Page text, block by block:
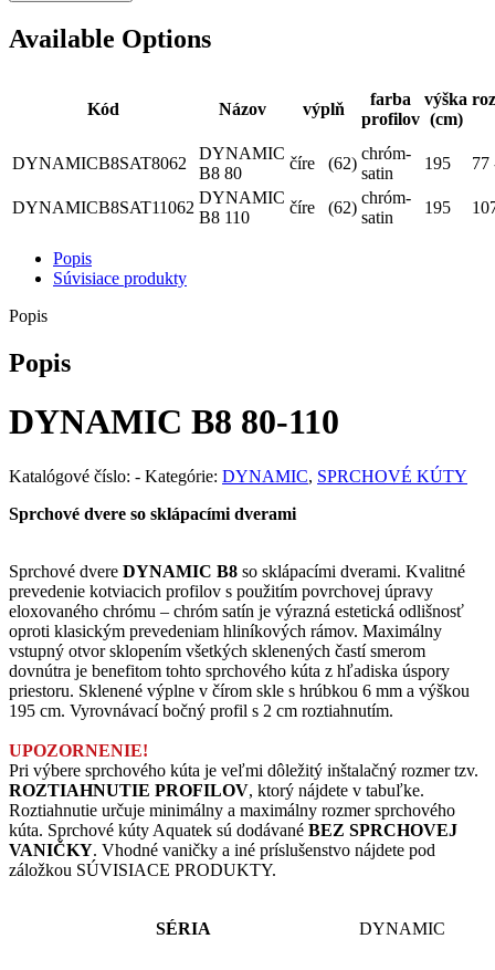
Available Options
Kód Názov výplň
farba
profilov
výška
(cm)
DYNAMICB8SAT8062
DYNAMIC
B8 80
číre⠀(62)
chróm-
satin
195 77
DYNAMICB8SAT11062
DYNAMIC
B8 110
číre⠀(62)
chróm-
satin
195
Popis
Súvisiace produkty
Popis
Popis
DYNAMIC B8 80-110
Katalógové číslo: - Kategórie: DYNAMIC, SPRCHOVÉ KÚTY
Sprchové dvere so sklápacími dverami
Sprchové dvere DYNAMIC B8 so sklápacími dverami. Kvalitné
prevedenie kotviacich profilov s použitím povrchovej úpravy
eloxovaného chrómu – chróm satín je výrazná estetická odlišnosť
oproti klasickým prevedeniam hliníkových rámov. Maximálny
vstupný otvor sklopením všetkých sklenených častí smerom
dovnútra je benefitom tohto sprchového kúta z hľadiska úspory
priestoru. Sklenené výplne v čírom skle s hrúbkou 6 mm a výškou
195 cm. Vyrovnávací bočný profil s 2 cm roztiahnutím.
UPOZORNENIE!
Pri výbere sprchového kúta je veľmi dôležitý inštalačný rozmer tzv.
ROZTIAHNUTIE PROFILOV, ktorý nájdete v tabuľke.
Roztiahnutie určuje minimálny a maximálny rozmer sprchového
kúta. Sprchové kúty Aquatek sú dodávané BEZ SPRCHOVEJ
VANIČKY. Vhodné vaničky a iné príslušenstvo nájdete pod
záložkou SÚVISIACE PRODUKTY.
SÉRIA DYNAMIC